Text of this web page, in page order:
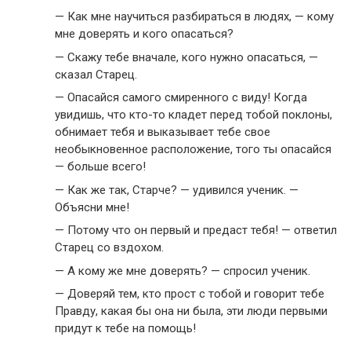
— Как мне научиться разбираться в людях, — кому
мне доверять и кого опасаться?
— Скажу тебе вначале, кого нужно опасаться, —
сказал Старец.
— Опасайся самого смиренного с виду! Когда
увидишь, что кто-то кладет перед тобой поклоны,
обнимает тебя и выказывает тебе свое
необыкновенное расположение, того ты опасайся
— больше всего!
— Как же так, Старче? — удивился ученик. —
Объясни мне!
— Потому что он первый и предаст тебя! — ответил
Старец со вздохом.
— А кому же мне доверять? — спросил ученик.
— Доверяй тем, кто прост с тобой и говорит тебе
Правду, какая бы она ни была, эти люди первыми
придут к тебе на помощь!